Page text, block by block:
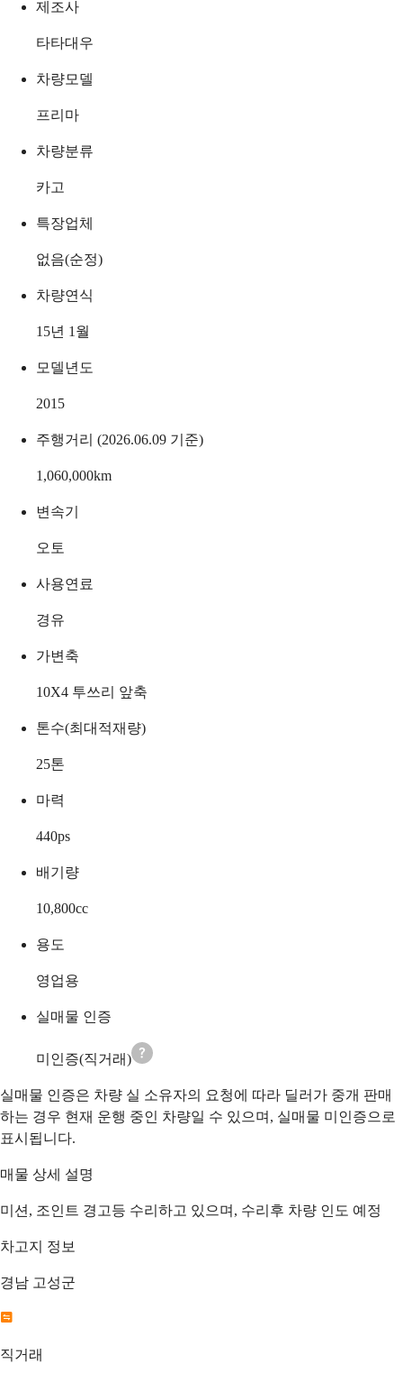
제조사
타타대우
차량모델
프리마
차량분류
카고
특장업체
없음(순정)
차량연식
15년 1월
모델년도
2015
주행거리 (2026.06.09 기준)
1,060,000km
변속기
오토
사용연료
경유
가변축
10X4 투쓰리 앞축
톤수(최대적재량)
25톤
마력
440ps
배기량
10,800cc
용도
영업용
실매물 인증
미인증(직거래)
실매물 인증은 차량 실 소유자의 요청에 따라 딜러가 중개 판매
하는 경우 현재 운행 중인 차량일 수 있으며, 실매물 미인증으로
표시됩니다.
매물 상세 설명
미션, 조인트 경고등 수리하고 있으며, 수리후 차량 인도 예정
차고지 정보
경남 고성군
직거래